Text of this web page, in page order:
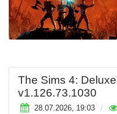
The Sims 4:
v1.126.73.1030
28.07.2026, 19:03 /